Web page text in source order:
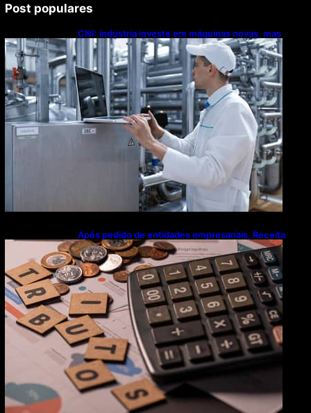
Post populares
CNI: indústria investe em máquinas novas, mas
modernização tecnológica avança lentamente
Após pedido de entidades empresariais, Receita
flexibiliza regras da Reforma Tributária